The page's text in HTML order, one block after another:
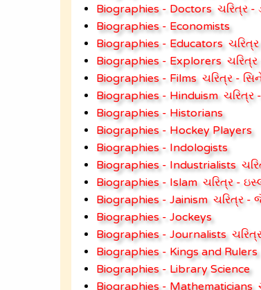
Biographies - Doctors ચરિત્ર -
Biographies - Economists
Biographies - Educators
Biographies - Explorers
Biographies - Films ચરિત્ર -
Biographies - Hinduism ચરિત્ર
Biographies - Historians
Biographies - Hockey Players
Biographies - Indologists
Biographies - Industrialists
Biographies - Islam ચરિત્ર -
Biographies - Jainism ચરિત્ર -
Biographies - Jockeys
Biographies - Journalists
Biographies - Kings and Rulers
Biographies - Library Science
Biographies - Mathematicians